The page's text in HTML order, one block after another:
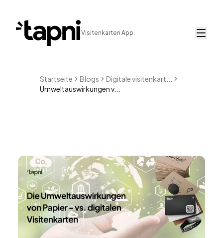
Visitenkarten App.
Startseite Blogs
Digitale visitenkart...
Umweltauswirkungen v...